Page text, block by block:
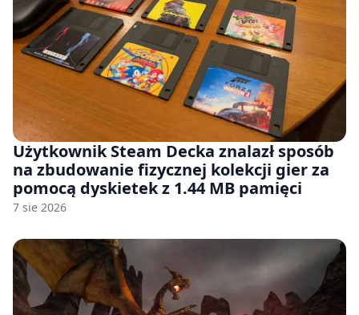
Użytkownik Steam Decka znalazł sposób
na zbudowanie fizycznej kolekcji gier za
pomocą dyskietek z 1.44 MB pamięci
7 sie 2026